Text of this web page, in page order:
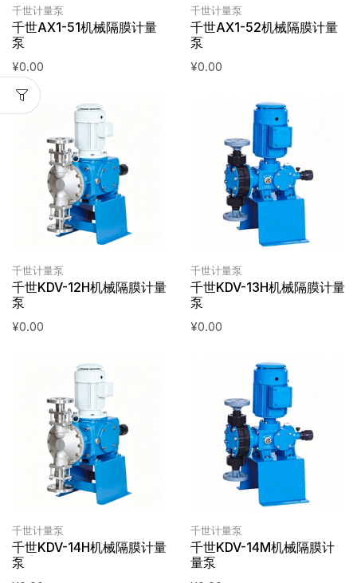
千世计量泵
千世AX1-51机械隔膜计量
泵
¥0.00
千世计量泵
千世AX1-52机械隔膜计量
泵
¥0.00
千世计量泵
千世KDV-12H机械隔膜计量
泵
¥0.00
千世计量泵
千世KDV-13H机械隔膜计量
泵
¥0.00
千世计量泵
千世KDV-14H机械隔膜计量
泵
千世计量泵
千世KDV-14M机械隔膜计
量泵